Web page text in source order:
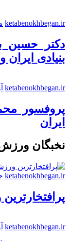
ketabenokhbegan.ir
دکتر حسین
بنیادی
ketabenokhbegan.ir
پروفسور
ایران
نخبگان
ketabenokhbegan.ir
ketabenokhbegan.ir